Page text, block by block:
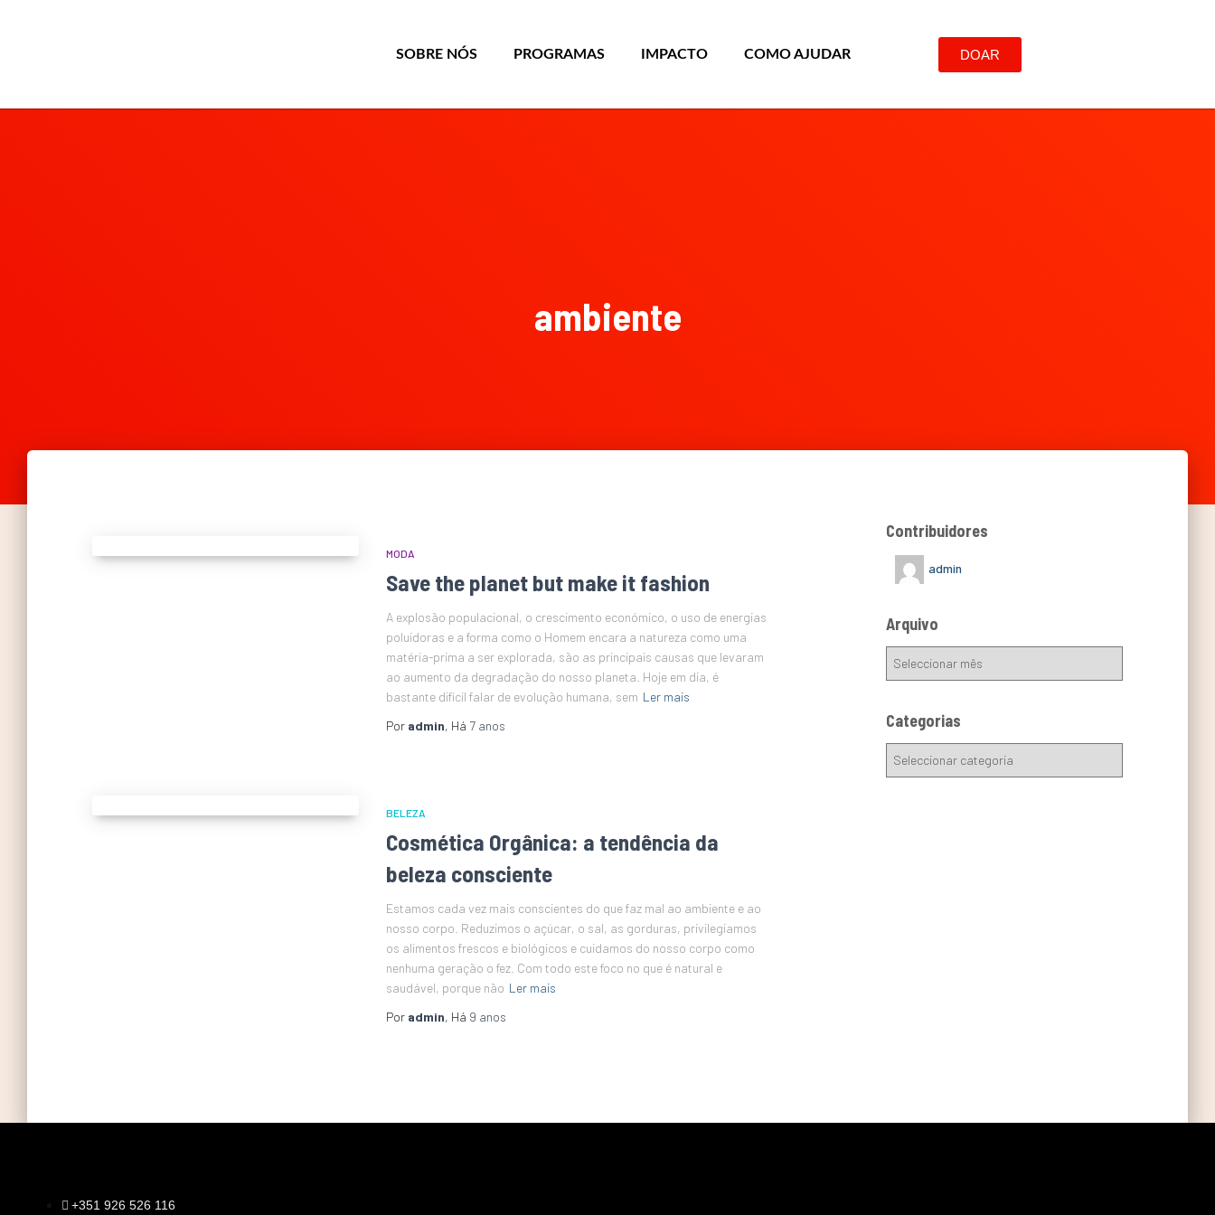
SOBRE NÓS PROGRAMAS IMPACTO COMO AJUDAR DOAR
ambiente
MODA
Save the planet but make it fashion
A explosão populacional, o crescimento económico, o uso de energias
poluidoras e a forma como o Homem encara a natureza como uma
matéria-prima a ser explorada, são as principais causas que levaram
ao aumento da degradação do nosso planeta. Hoje em dia, é
bastante difícil falar de evolução humana, sem Ler mais
Por admin, Há 7 anos
BELEZA
Cosmética Orgânica: a tendência da
beleza consciente
Estamos cada vez mais conscientes do que faz mal ao ambiente e ao
nosso corpo. Reduzimos o açúcar, o sal, as gorduras, privilegiamos
os alimentos frescos e biológicos e cuidamos do nosso corpo como
nenhuma geração o fez. Com todo este foco no que é natural e
saudável, porque não Ler mais
Por admin, Há 9 anos
Contribuidores
admin
Arquivo
Categorias
+351 926 526 116